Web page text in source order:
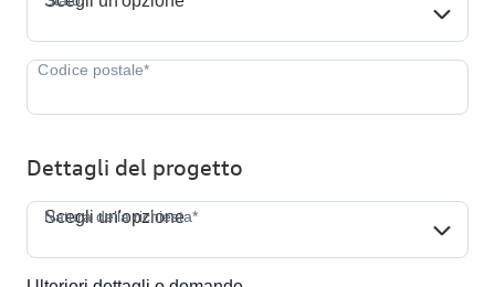
Dettagli del progetto
Natura della richiesta*
Scegli un'opzione